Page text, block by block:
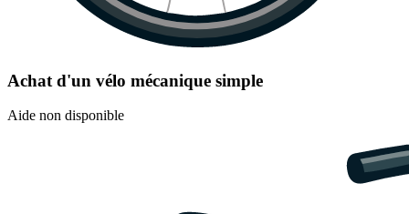
Achat d'un vélo mécanique simple
Aide non disponible